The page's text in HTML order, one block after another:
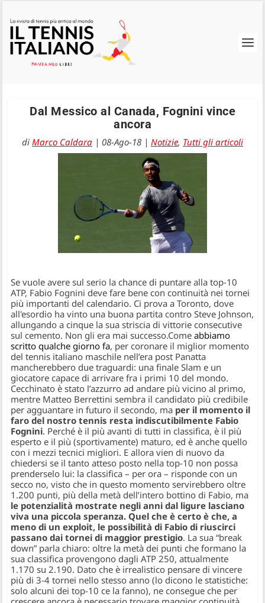
Dal Messico al Canada, Fognini vince
ancora
di Marco Caldara | 08-Ago-18 | Notizie, Tutti gli articoli
Se vuole avere sul serio la chance di puntare alla top-10
ATP, Fabio Fognini deve fare bene con continuità nei tornei
più importanti del calendario. Ci prova a Toronto, dove
all'esordio ha vinto una buona partita contro Steve Johnson,
allungando a cinque la sua striscia di vittorie consecutive
sul cemento. Non gli era mai successo.Comeabbiamo
scritto qualche giorno fa, per coronare il miglior momento
del tennis italiano maschile nell’era post Panatta
mancherebbero due traguardi: una finale Slam e un
giocatore capace di arrivare fra i primi 10 del mondo.
Cecchinato è stato l’azzurro ad andare più vicino al primo,
mentre Matteo Berrettini sembra il candidato più credibile
per agguantare in futuro il secondo, ma per il momento il
faro del nostro tennis resta indiscutibilmente Fabio
Fognini. Perché è il più avanti di tutti in classifica, è il più
esperto e il più (sportivamente) maturo, ed è anche quello
con i mezzi tecnici migliori. E allora vien di nuovo da
chiedersi se il tanto atteso posto nella top-10 non possa
prenderselo lui: la classifica – per ora – risponde con un
secco no, visto che in questo momento servirebbero oltre
1.200 punti, più della metà dell’intero bottino di Fabio, ma
le potenzialità mostrate negli anni dal ligure lasciano
viva una piccola speranza. Quel che è certo è che, a
meno di un exploit, le possibilità di Fabio di riuscirci
passano dai tornei di maggior prestigio. La sua “break
down” parla chiaro: oltre la metà dei punti che formano la
sua classifica provengono dagli ATP 250, attualmente
1.170 su 2.190. Dato che è irrealistico pensare di vincere
più di 3-4 tornei nello stesso anno (lo dicono le statistiche:
solo alcuni dei top-10 ce la fanno), ne consegue che per